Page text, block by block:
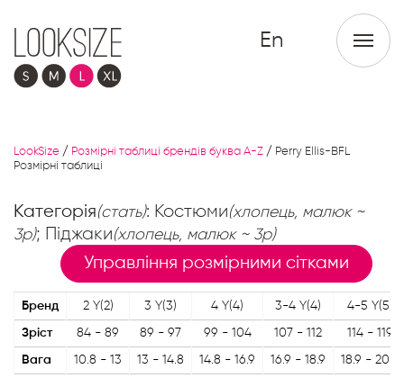
En
LookSize / Розмірні таблиці брендів буква A-Z / Perry Ellis-BFL
Розмірні таблиці
Категорія(стать): Костюми(хлопець, малюк ~
3р); Піджаки(хлопець, малюк ~ 3р)
Управління розмірними сітками
Бренд 2 Y(2) 3 Y(3) 4 Y(4) 3-4 Y(4) 4-5 Y(5)
Зріст 84 - 89 89 - 97 99 - 104 107 - 112 114 - 119
Вага 10.8 - 13 13 - 14.8 14.8 - 16.9 16.9 - 18.9 18.9 - 20.7